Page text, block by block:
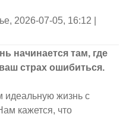
2026-07-05, 16:12 |
начинается там, где
страх ошибиться.
идеальную жизнь с
кажется, что